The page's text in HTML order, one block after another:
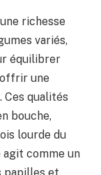
richesse
variés,
équilibrer
une
. Ces qualités
bouche,
lourde du
agit comme un